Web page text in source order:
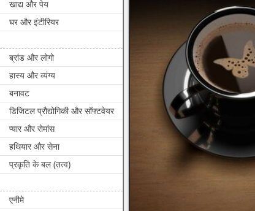
खाद्य और पेय
घर और इंटीरियर
ब्रांड और लोगो
हास्य और व्यंग्य
बनावट
डिजिटल प्रौद्योगिकी और सॉफ्टवेयर
प्यार और रोमांस
हथियार और सेना
प्रकृति के बल (तत्व)
एनीमे